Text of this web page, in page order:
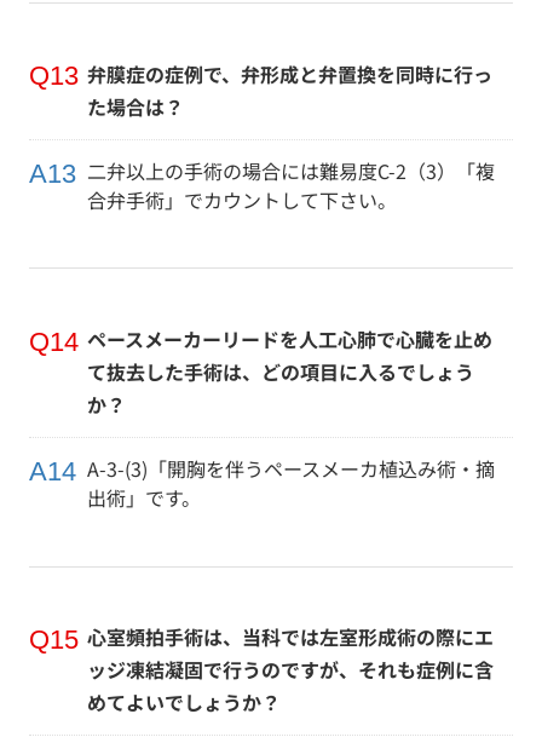
弁膜症の症例で、弁形成と弁置換を同時に行っ
た場合は？
二弁以上の手術の場合には難易度C-2（3）「複
合弁手術」でカウントして下さい。
ペースメーカーリードを人工心肺で心臓を止め
て抜去した手術は、どの項目に入るでしょう
か？
A-3-(3)「開胸を伴うペースメーカ植込み術・摘
出術」です。
心室頻拍手術は、当科では左室形成術の際にエ
ッジ凍結凝固で行うのですが、それも症例に含
めてよいでしょうか？